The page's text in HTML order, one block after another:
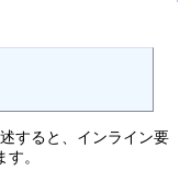
すると、インライン要
。